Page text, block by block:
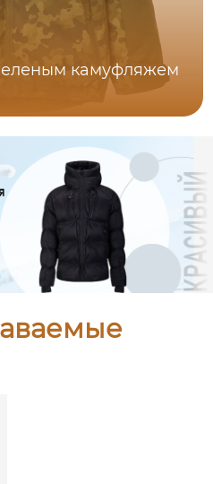
камуфляжем